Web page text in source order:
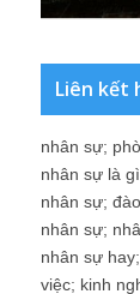
Liên kết
nhân sự;
nhân sự là gì
nhân sự;
nhân sự;
nhân sự hay;
việc; kinh